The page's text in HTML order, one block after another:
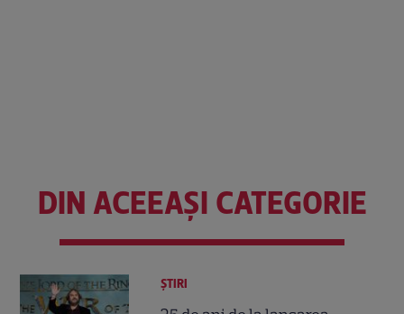
DIN ACEEAȘI CATEGORIE
ȘTIRI